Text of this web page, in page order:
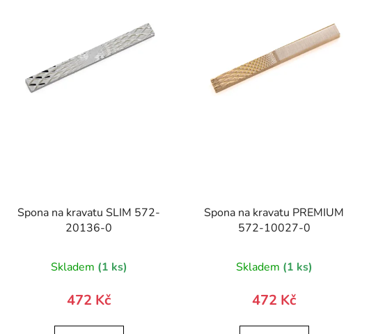
Spona na kravatu SLIM 572-
20136-0
Skladem (1 ks)
472 Kč
Spona na kravatu PREMIUM
572-10027-0
Skladem (1 ks)
472 Kč